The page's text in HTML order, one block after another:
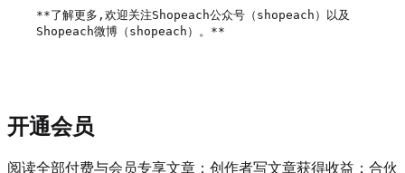
**了解更多,欢迎关注Shopeach公众号（shopeach）以及
Shopeach微博（shopeach）。**
开通会员
阅读全部付费与会员专享文章；创作者写文章获得收益；合伙